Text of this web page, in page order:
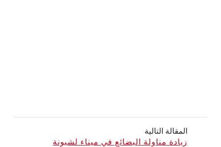
المقالة التالية
زيادة مناولة البضائع في ميناء لشبونة